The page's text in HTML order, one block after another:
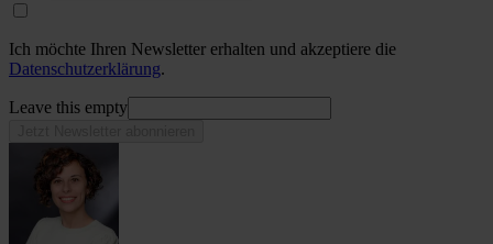
Ich möchte Ihren Newsletter erhalten und akzeptiere die
Datenschutzerklärung.
Leave this empty